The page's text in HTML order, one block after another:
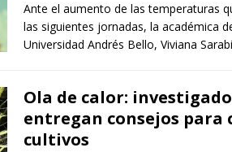
Ante el aumento de las temperaturas
las siguientes jornadas, la académica
Universidad Andrés Bello, Viviana
Ola de calor:
entregan consejos para
cultivos